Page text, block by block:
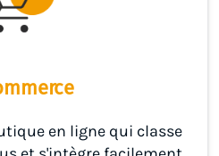
en ligne qui classe